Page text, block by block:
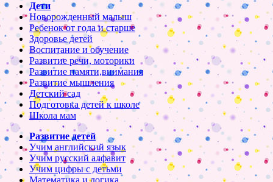
Дети
Новорожденный малыш
Ребенок от года и старше
Здоровье детей
Воспитание и обучение
Развитие речи, моторики
Развитие памяти,внимания
Развитие мышления
Детский сад
Подготовка детей к школе
Школа мам
Развитие детей
Учим английский язык
Учим русский алфавит
Учим цифры с детьми